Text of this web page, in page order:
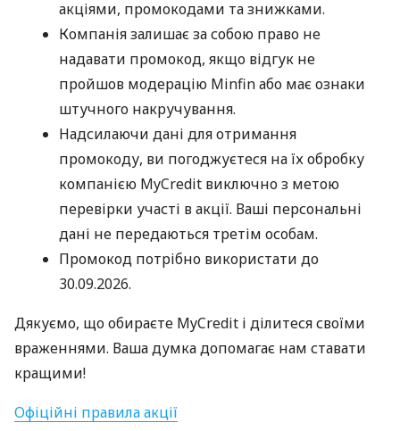
акціями, промокодами та знижками.
Компанія залишає за собою право не
надавати промокод, якщо відгук не
пройшов модерацію Minfin або має ознаки
штучного накручування.
Надсилаючи дані для отримання
промокоду, ви погоджуєтеся на їх обробку
компанією MyCredit виключно з метою
перевірки участі в акції. Ваші персональні
дані не передаються третім особам.
Промокод потрібно використати до
30.09.2026.
Дякуємо, що обираєте MyCredit і ділитеся своїми
враженнями. Ваша думка допомагає нам ставати
кращими!
Офіційні правила акції